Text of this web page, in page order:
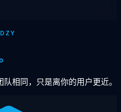
相同，只是离你的用户更近。